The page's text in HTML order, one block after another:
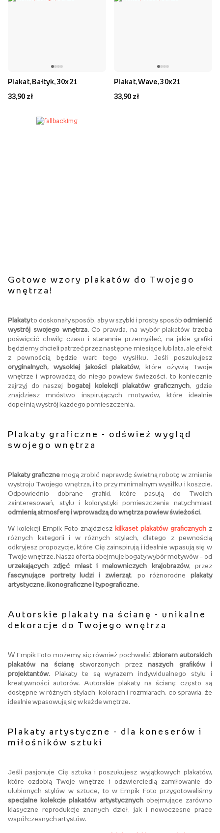
Plakat, Bałtyk, 30x21
33,90 zł
Plakat, Wave, 30x21
33,90 zł
Gotowe wzory plakatów do Twojego
wnętrza!
Plakatyto doskonały sposób, aby w szybki i prosty sposób odmienić
wystrój swojego wnętrza. Co prawda, na wybór plakatów trzeba
poświęcić chwilę czasu i starannie przemyśleć, na jakie grafiki
będziemy chcieli patrzeć przez następne miesiące lub lata, ale efekt
z pewnością będzie wart tego wysiłku. Jeśli poszukujesz
oryginalnych, wysokiej jakości plakatów, które ożywią Twoje
wnętrze i wprowadzą do niego powiew świeżości, to koniecznie
zajrzyj do naszej bogatej kolekcji plakatów graficznych , gdzie
znajdziesz mnóstwo inspirujących motywów, które idealnie
dopełnią wystrój każdego pomieszczenia.
Plakaty graficzne - odśwież wygląd
swojego wnętrza
Plakaty graficzne mogą zrobić naprawdę świetną robotę w zmianie
wystroju Twojego wnętrza, i to przy minimalnym wysiłku i koszcie.
Odpowiednio dobrane grafiki, które pasują do Twoich
zainteresowań, stylu i kolorystyki pomieszczenia natychmiast
odmienią atmosferę i wprowadzą do wnętrza powiew świeżości
W kolekcji Empik Foto znajdziesz kilkaset plakatów graficznych z
różnych kategorii i w różnych stylach, dlatego z pewnością
odkryjesz propozycje, które Cię zainspirują i idealnie wpasują się w
Twoje wnętrze. Nasza oferta obejmuje bogaty wybór motywów – od
urzekających zdjęć miast i malowniczych krajobrazów, przez
fascynujące portrety ludzi i zwierząt, po różnorodneplakaty
artystyczne, ikonograficzne i typograficzne.
Autorskie plakaty na ścianę - unikalne
dekoracje do Twojego wnętrza
W Empik Foto możemy się również pochwalić zbiorem autorskich
plakatów na ścianęstworzonych przeznaszych grafików i
projektantów. Plakaty te są wyrazem indywidualnego stylu i
kreatywności autorów. Autorskie plakaty na ścianę często są
dostępne w różnych stylach, kolorach i rozmiarach, co sprawia, że
idealnie wpasowują się w każde wnętrze.
Plakaty artystyczne - dla koneserów i
miłośników sztuki
Jeśli pasjonuje Cię sztuka i poszukujesz wyjątkowych plakatów,
które ozdobią Twoje wnętrze i odzwierciedlą zamiłowanie do
ulubionych stylów w sztuce, to w Empik Foto przygotowaliśmy
specjalne kolekcje plakatów artystycznychobejmujące zarówno
klasyczne reprodukcje znanych dzieł, jak i nowoczesne prace
współczesnych artystów.